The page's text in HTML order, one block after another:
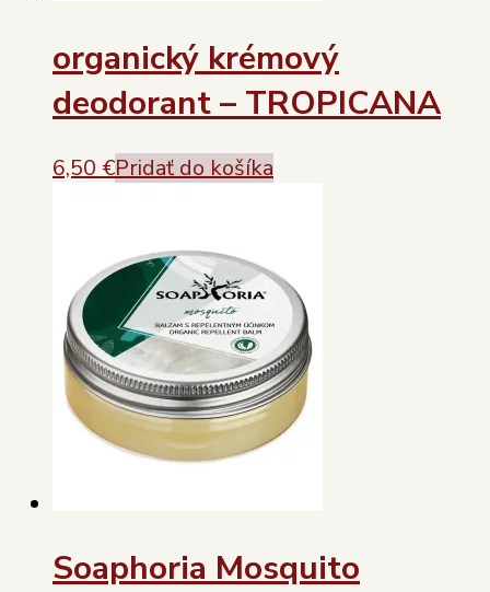
organický krémový
deodorant – TROPICANA
6,50 €Pridať do košíka
Soaphoria Mosquito